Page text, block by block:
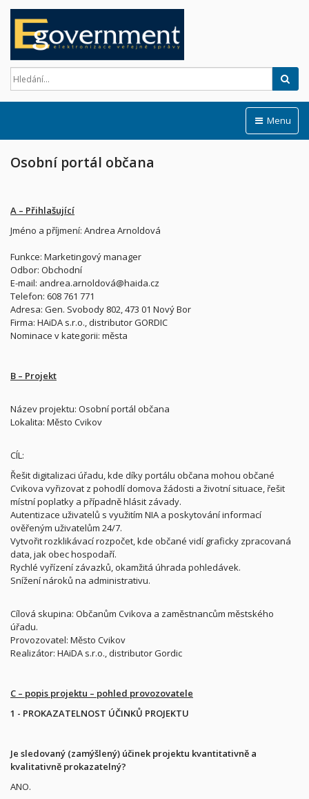
Menu
Osobní portál občana
A – Přihlašující
Jméno a příjmení: Andrea Arnoldová
Funkce: Marketingový manager
Odbor: Obchodní
E-mail: andrea.arnoldová@haida.cz
Telefon: 608 761 771
Adresa: Gen. Svobody 802, 473 01 Nový Bor
Firma: HAiDA s.r.o., distributor GORDIC
Nominace v kategorii: města
B – Projekt
Název projektu: Osobní portál občana
Lokalita: Město Cvikov
CÍL:
Řešit digitalizaci úřadu, kde díky portálu občana mohou občané
Cvikova vyřizovat z pohodlí domova žádosti a životní situace, řešit
místní poplatky a případně hlásit závady.
Autentizace uživatelů s využitím NIA a poskytování informací
ověřeným uživatelům 24/7.
Vytvořit rozklikávací rozpočet, kde občané vidí graficky zpracovaná
data, jak obec hospodaří.
Rychlé vyřízení závazků, okamžitá úhrada pohledávek.
Snížení nároků na administrativu.
Cílová skupina: Občanům Cvikova a zaměstnancům městského
úřadu.
Provozovatel: Město Cvikov
Realizátor: HAiDA s.r.o., distributor Gordic
C – popis projektu – pohled provozovatele
1 - PROKAZATELNOST ÚČINKŮ PROJEKTU
Je sledovaný (zamýšlený) účinek projektu kvantitativně a
kvalitativně prokazatelný?
ANO.